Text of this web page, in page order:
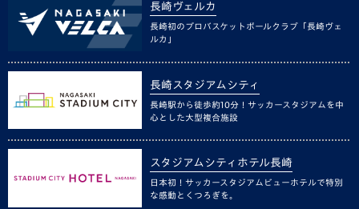
長崎ヴェルカ
長崎初のプロバスケットボールクラブ「長崎ヴェ
ルカ」
長崎スタジアムシティ
長崎駅から徒歩約10分！サッカースタジアムを中
心とした大型複合施設
スタジアムシティホテル長崎
日本初！サッカースタジアムビューホテルで特別
な感動とくつろぎを。